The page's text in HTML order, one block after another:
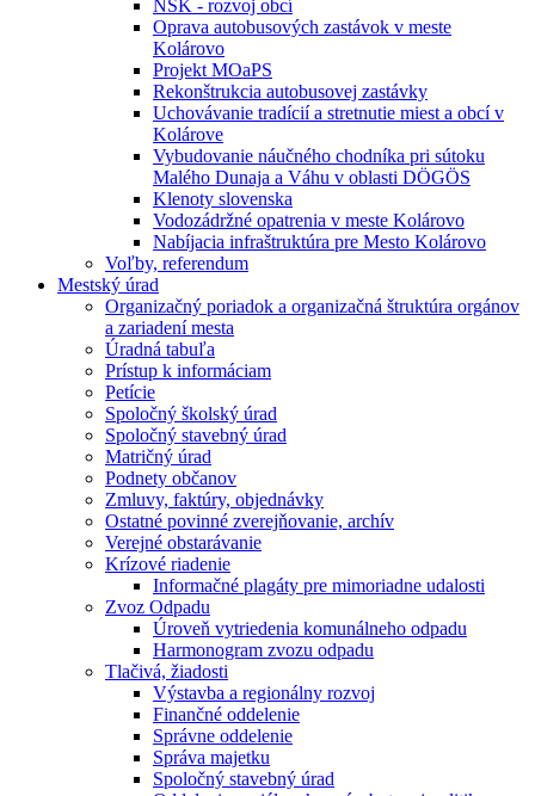
NSK - rozvoj obcí
Oprava autobusových zastávok v meste
Kolárovo
Projekt MOaPS
Rekonštrukcia autobusovej zastávky
Uchovávanie tradícií a stretnutie miest a obcí v
Kolárove
Vybudovanie náučného chodníka pri sútoku
Malého Dunaja a Váhu v oblasti DÖGÖS
Klenoty slovenska
Vodozádržné opatrenia v meste Kolárovo
Nabíjacia infraštruktúra pre Mesto Kolárovo
Voľby, referendum
Mestský úrad
Organizačný poriadok a organizačná štruktúra orgánov
a zariadení mesta
Úradná tabuľa
Prístup k informáciam
Petície
Spoločný školský úrad
Spoločný stavebný úrad
Matričný úrad
Podnety občanov
Zmluvy, faktúry, objednávky
Ostatné povinné zverejňovanie, archív
Verejné obstarávanie
Krízové riadenie
Informačné plagáty pre mimoriadne udalosti
Zvoz Odpadu
Úroveň vytriedenia komunálneho odpadu
Harmonogram zvozu odpadu
Tlačivá, žiadosti
Výstavba a regionálny rozvoj
Finančné oddelenie
Správne oddelenie
Správa majetku
Spoločný stavebný úrad